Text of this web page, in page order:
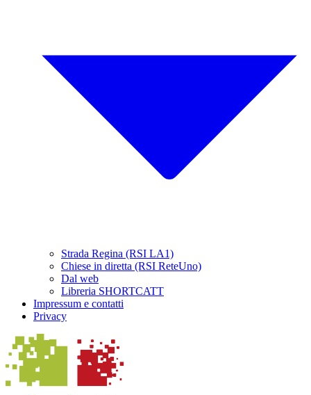
Strada Regina (RSI LA1)
Chiese in diretta (RSI ReteUno)
Dal web
Libreria SHORTCATT
Impressum e contatti
Privacy